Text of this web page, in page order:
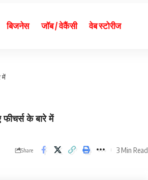
बिजनेस जॉब / वेकैंसी वेब स्टोरीज
में
के बारे में
Share 3 Min Read